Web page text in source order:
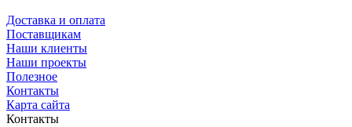
Доставка и оплата
Поставщикам
Наши клиенты
Наши проекты
Полезное
Контакты
Карта сайта
Контакты